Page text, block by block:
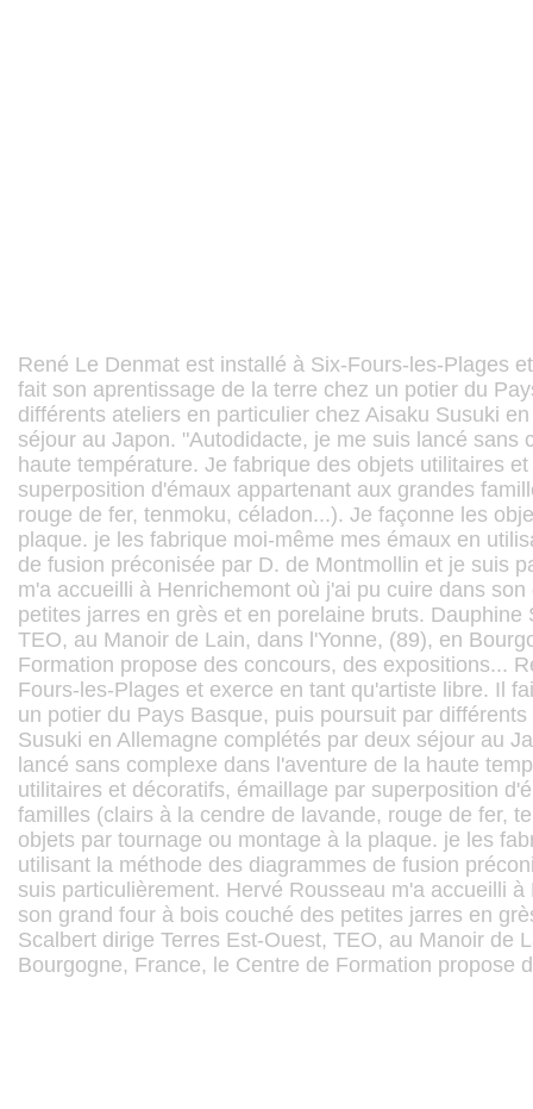
René Le Denmat est installé à Six-Fours-les-Plages
fait son aprentissage de la terre chez un potier du
différents ateliers en particulier chez Aisaku Susuki
séjour au Japon. "Autodidacte, je me suis lancé sans
haute température. Je fabrique des objets utilitaires
superposition d'émaux appartenant aux grandes
rouge de fer, tenmoku, céladon...). Je façonne les
plaque. je les fabrique moi-même mes émaux en
de fusion préconisée par D. de Montmollin et je suis
m'a accueilli à Henrichemont où j'ai pu cuire dans
petites jarres en grès et en porelaine bruts. Dauphine
TEO, au Manoir de Lain, dans l'Yonne, (89), en
Formation propose des concours, des expositions...
Fours-les-Plages et exerce en tant qu'artiste libre. Il
un potier du Pays Basque, puis poursuit par
Susuki en Allemagne complétés par deux séjour au
lancé sans complexe dans l'aventure de la haute
utilitaires et décoratifs, émaillage par superposition
familles (clairs à la cendre de lavande, rouge de fer,
objets par tournage ou montage à la plaque. je les
utilisant la méthode des diagrammes de fusion
suis particulièrement. Hervé Rousseau m'a accueilli
son grand four à bois couché des petites jarres en
Scalbert dirige Terres Est-Ouest, TEO, au Manoir de
Bourgogne, France, le Centre de Formation propose